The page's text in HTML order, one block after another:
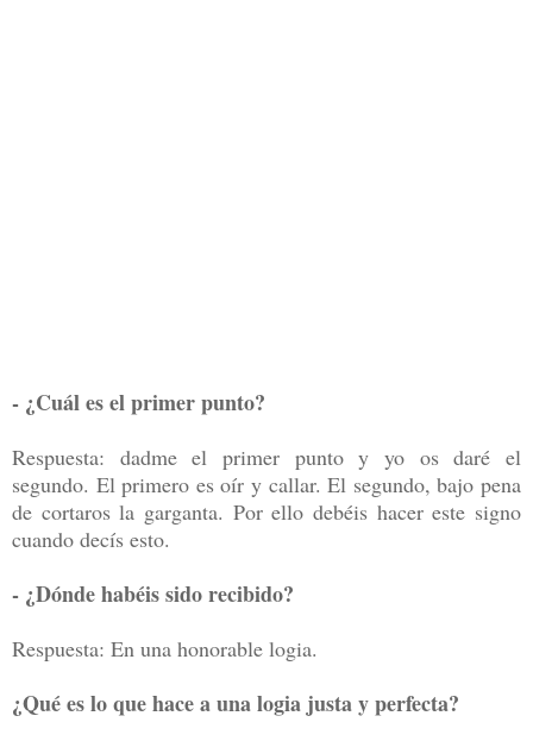
- ¿Cuál es el primer punto?
Respuesta: dadme el primer punto y yo os daré el
segundo. El primero es oír y callar. El segundo, bajo pena
de cortaros la garganta. Por ello debéis hacer este signo
cuando decís esto.
- ¿Dónde habéis sido recibido?
Respuesta: En una honorable logia.
¿Qué es lo que hace a una logia justa y perfecta?